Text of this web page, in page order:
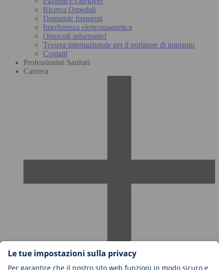
Ricerca Ospedali
Domande frequenti
Interferenza elettromagnetica
Opuscoli informativi
Tessera internazionale per il portatore di impianto
Contatti
Professionisti Sanitari
Carriera